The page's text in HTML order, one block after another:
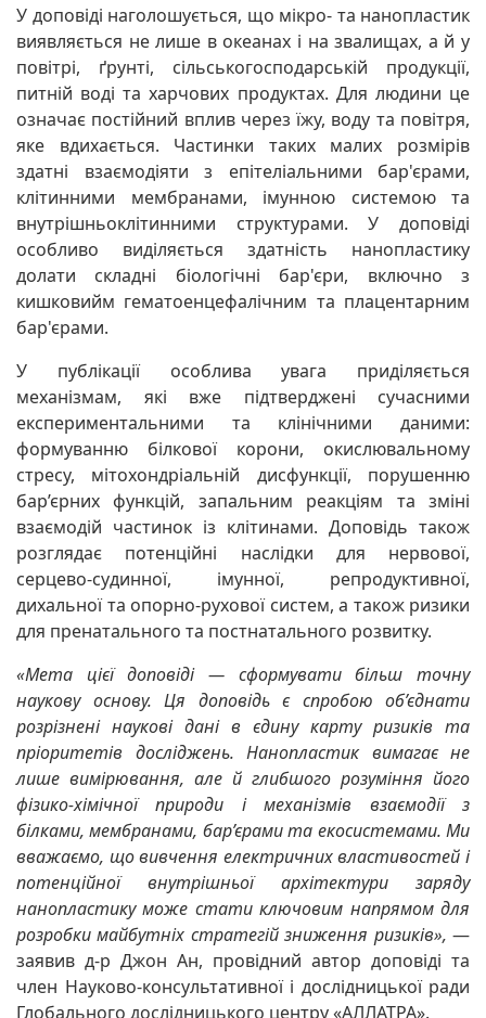
У доповіді наголошується, що мікро- та нанопластик
виявляється не лише в океанах і на звалищах, а й у
повітрі, ґрунті, сільськогосподарській продукції,
питній воді та харчових продуктах. Для людини це
означає постійний вплив через їжу, воду та повітря,
яке вдихається. Частинки таких малих розмірів
здатні взаємодіяти з епітеліальними бар'єрами,
клітинними мембранами, імунною системою та
внутрішньоклітинними структурами. У доповіді
особливо виділяється здатність нанопластику
долати складні біологічні бар'єри, включно з
кишковийм гематоенцефалічним та плацентарним
бар'єрами.
У публікації особлива увага приділяється
механізмам, які вже підтверджені сучасними
експериментальними та клінічними даними:
формуванню білкової корони, окислювальному
стресу, мітохондріальній дисфункції, порушенню
бар’єрних функцій, запальним реакціям та зміні
взаємодій частинок із клітинами. Доповідь також
розглядає потенційні наслідки для нервової,
серцево-судинної, імунної, репродуктивної,
дихальної та опорно-рухової систем, а також ризики
для пренатального та постнатального розвитку.
«Мета цієї доповіді — сформувати більш точну
наукову основу. Ця доповідь є спробою об’єднати
розрізнені наукові дані в єдину карту ризиків та
пріоритетів досліджень. Нанопластик вимагає не
лише вимірювання, але й глибшого розуміння його
фізико-хімічної природи і механізмів взаємодії з
білками, мембранами, бар’єрами та екосистемами. Ми
вважаємо, що вивчення електричних властивостей і
потенційної внутрішньої архітектури заряду
нанопластику може стати ключовим напрямом для
розробки майбутніх стратегій зниження ризиків», —
заявив д-р Джон Ан, провідний автор доповіді та
член Науково-консультативної і дослідницької ради
Глобального дослідницького центру «АЛЛАТРА».